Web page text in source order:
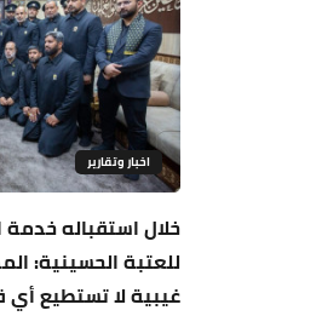
اخبار وتقارير
خلال استقباله خدمة
للعتبة الحسينية:
غيبية لا تستطيع أي